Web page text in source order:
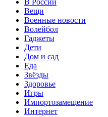
Вещи
Военные новости
Волейбол
Гаджеты
Дети
Дом и сад
Еда
Звёзды
Здоровье
Игры
Импортозамещение
Интернет